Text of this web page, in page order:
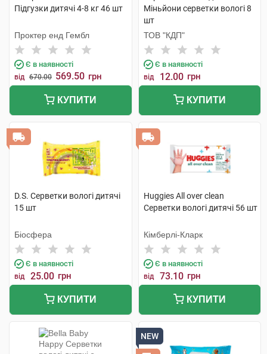
Підгузки дитячі 4-8 кг 46 шт
Проктер енд Гембл
Є в наявності
від 670.00 569.50 грн
КУПИТИ
Міньйони серветки вологі 8
шт
ТОВ "КДП"
Є в наявності
від 12.00 грн
КУПИТИ
D.S. Серветки вологі дитячі
15 шт
Біосфера
Є в наявності
від 25.00 грн
КУПИТИ
Huggies All over clean
Серветки вологі дитячі 56 шт
Кімберлі-Кларк
Є в наявності
від 73.10 грн
КУПИТИ
NEW